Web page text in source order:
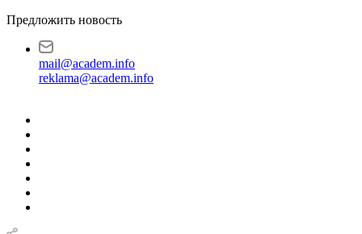
Предложить новость
mail@academ.info
reklama@academ.info